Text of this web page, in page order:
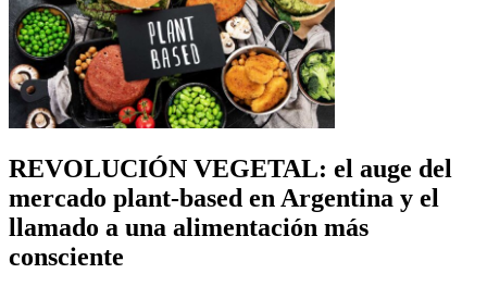
REVOLUCIÓN VEGETAL: el auge del
mercado plant-based en Argentina y el
llamado a una alimentación más
consciente